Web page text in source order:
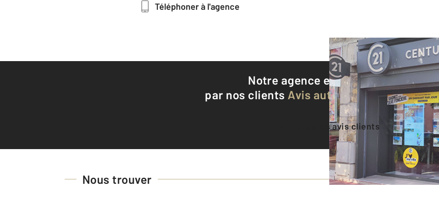
Téléphoner à l'agence
Notre agence est notée9,3/10
par nos clients Avis authentifiés par
Voir tous les avis clients
Nous trouver